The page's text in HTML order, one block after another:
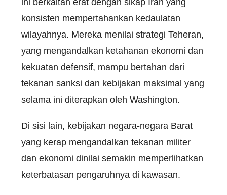
konsisten mempertahankan kedaulatan
wilayahnya. Mereka menilai strategi Teheran,
yang mengandalkan ketahanan ekonomi dan
kekuatan defensif, mampu bertahan dari
tekanan sanksi dan kebijakan maksimal yang
selama ini diterapkan oleh Washington.
Di sisi lain, kebijakan negara-negara Barat
yang kerap mengandalkan tekanan militer
dan ekonomi dinilai semakin memperlihatkan
keterbatasan pengaruhnya di kawasan.